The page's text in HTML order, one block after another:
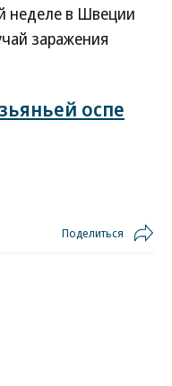
неделе в Швеции
заражения
оспе
Поделиться